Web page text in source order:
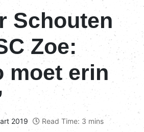
Schouten
Zoe:
moet erin
2019 Read Time: 3 mins